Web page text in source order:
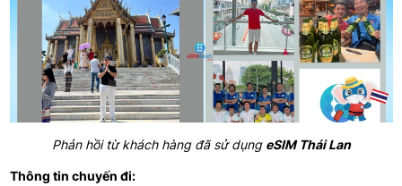
Phản hồi từ khách hàng đã sử dụng eSIM Thái Lan
Thông tin chuyến đi: